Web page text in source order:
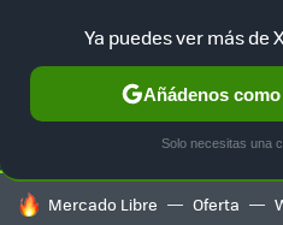
SELECCIÓN GAMING
HOY SE HABLA DE
Mercado Libre Oferta
Ya puedes ver más de
Añádenos
Solo necesitas una